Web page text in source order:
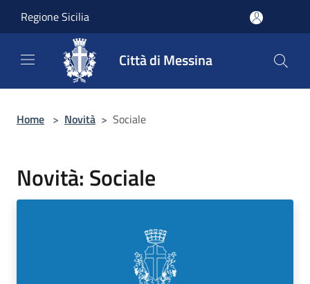
Regione Sicilia
Città di Messina
Home > Novità > Sociale
Novità: Sociale